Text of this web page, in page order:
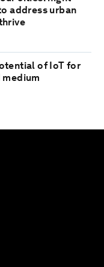
address urban
of IoT for